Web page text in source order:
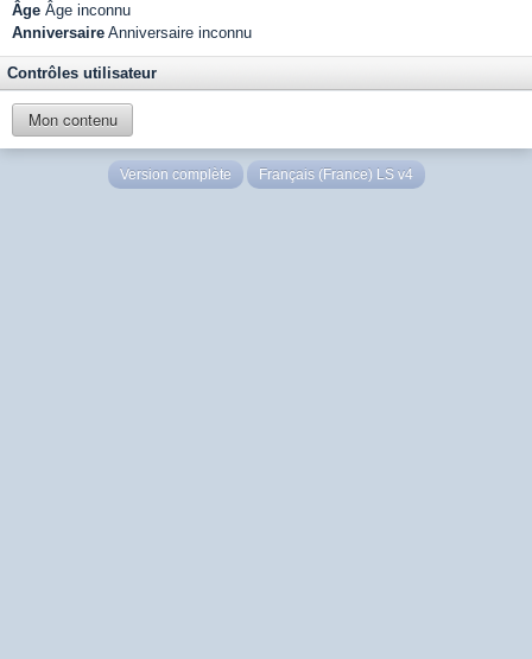
Âge Âge inconnu
Anniversaire Anniversaire inconnu
Contrôles utilisateur
Mon contenu
Version complète Français (France) LS v4